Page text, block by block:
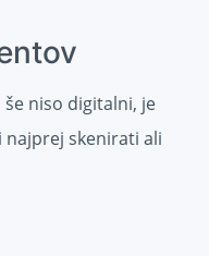
niso digitalni, je
skenirati ali